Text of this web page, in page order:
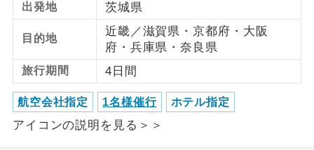
出発地 茨城県
目的地
近畿／滋賀県・京都府・大阪
府・兵庫県・奈良県
旅行期間 4日間
航空会社指定 1名様催行 ホテル指定
アイコンの説明を見る＞＞